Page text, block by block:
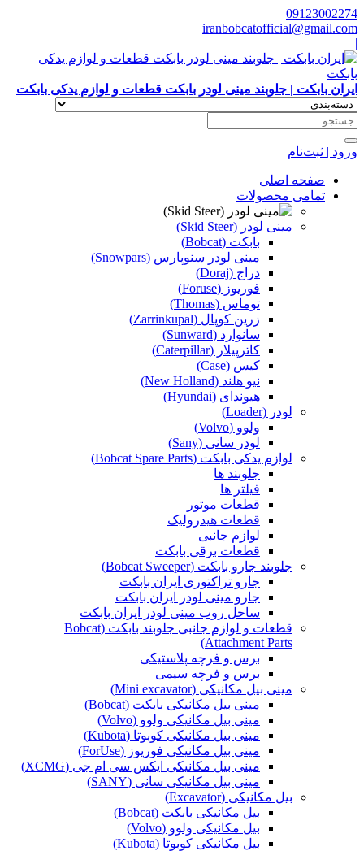
09123002274
iranbobcatofficial@gmail.com
|
ایران بابکت | جلوبند مینی لودر بابکت قطعات و لوازم یدکی بابکت
ورود | ثبت‌نام
صفحه اصلی
تمامی محصولات
مینی لودر (Skid Steer)
بابکت (Bobcat)
مینی لودر سنوپارس (Snowpars)
دراج (Doraj)
فوریوز (Foruse)
توماس (Thomas)
زرین کوپال (Zarrinkupal)
سانوارد (Sunward)
کاترپیلار (Caterpillar)
کیس (Case)
نیو هلند (New Holland)
هیوندای (Hyundai)
لودر (Loader)
ولوو (Volvo)
لودر سانی (Sany)
لوازم یدکی بابکت (Bobcat Spare Parts)
جلوبند ها
فیلتر ها
قطعات موتور
قطعات هیدرولیک
لوازم جانبی
قطعات برقی بابکت
جلوبند جارو بابکت (Bobcat Sweeper)
جارو تراکتوری ایران بابکت
جارو مینی لودر ایران بابکت
ساحل روب مینی لودر ایران بابکت
قطعات و لوازم جانبی جلوبند بابکت (Bobcat
Attachment Parts)
برس و فرچه پلاستیکی
برس و فرچه سیمی
مینی بیل مکانیکی (Mini excavator)
مینی بیل مکانیکی بابکت (Bobcat)
مینی بیل مکانیکی ولوو (Volvo)
مینی بیل مکانیکی کوبوتا (Kubota)
مینی بیل مکانیکی فوریوز (ForUse)
مینی بیل مکانیکی ایکس سی ام جی (XCMG)
مینی بیل مکانیکی سانی (SANY)
بیل مکانیکی (Excavator)
بیل مکانیکی بابکت (Bobcat)
بیل مکانیکی ولوو (Volvo)
بیل مکانیکی کوبوتا (Kubota)